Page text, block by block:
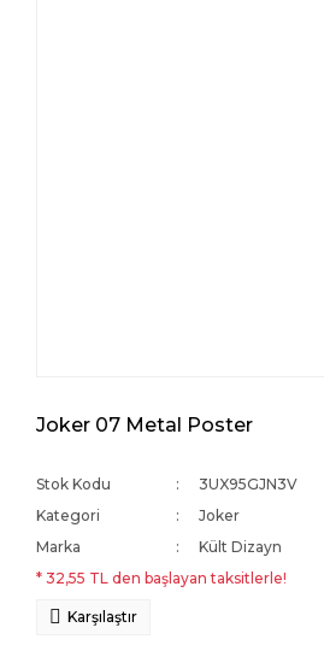
Joker 07 Metal Poster
Stok Kodu
3UX95GJN3V
Kategori
Joker
Marka
Kült Dizayn
* 32,55 TL den başlayan taksitlerle!
Karşılaştır